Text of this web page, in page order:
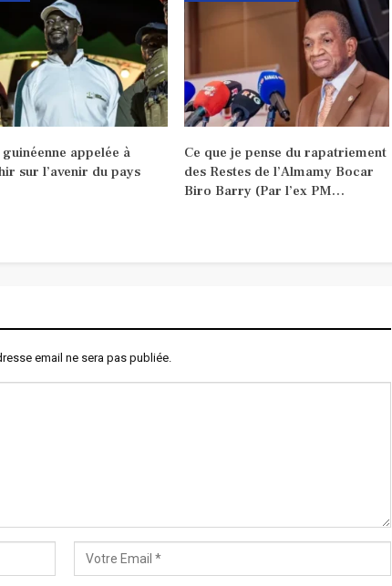
guinéenne appelée à
sur l’avenir du pays
Ce que je pense du rapatriement
des Restes de l’Almamy Bocar
Biro Barry (Par l’ex PM…
email ne sera pas publiée.